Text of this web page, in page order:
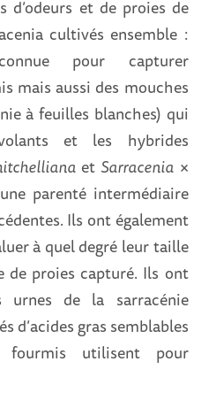
d’odeurs et de proies de
cultivés ensemble :
pour capturer
mais aussi des mouches
à feuilles blanches) qui
et les hybrides
et Sarracenia ×
parenté intermédiaire
Ils ont également
à quel degré leur taille
proies capturé. Ils ont
urnes de la sarracénie
d’acides gras semblables
utilisent pour